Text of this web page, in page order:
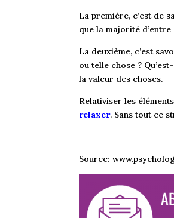
La première, c’est de
que la majorité
La deuxième, c’est
ou telle chose ?
la valeur des choses.
Relativiser les
relaxer. Sans tout ce
Source: